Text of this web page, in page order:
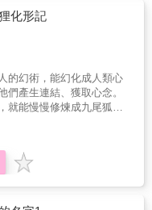
終於抵達圖書館最深處：
在這裡，光線如同審判降
――盲目的佐治，為了阻
世間，不惜以毒浸書、讓
裡揭示艾可小說最關鍵的
恐懼，而恐懼是宗教秩序
日：書庫的毀滅當追逐與
，中世紀最偉大的知識庫
明的壯烈力量。Ⅷ. 失落、
塌，大火燒了三天三夜。
載著愛而不得、知識毀
，走向自己的成熟人生。
畫書。貝克德爾結合了豐
象，創造出一部精采奪目
時報》書評「二十一世紀
籍的傑作。」──《美國今
爾這部回憶錄的圖像敘事
、深度、文學共鳴，以及
。」──《柯克斯書評》
的繁複精細圖像，驚人地
迷幻體驗（迷幻藥效帶來
展），擴大了視覺敘事的
爆讀者的感官、神經與意
史與藝術、科學與玄學的
讓一段關於真菌學、神祕
程blow your mind！
市驚鴻一瞥後，放棄了祖
地，在倫敦過著沉溺於毒
，只為了再次去到瑟勒菲
中的他，不知不覺間已經
還有機會去到那個令他魂
？──〈瑟勒菲斯〉在史
撒的小鎮。那裡世代流傳
厲的戒律，要從一隻黑貓
前就離開地表，前往祕境
阿泰爾對於諸神始終好奇
迷於諸神的先知巴爾賽的
是諸神會定期降臨的高山
為讀者帶來了理解洛夫克
度。他以電影手法寫實改
代表作，媲美好萊塢億萬
塚治蟲文化獎、艾斯納
節等等，日美法權威漫畫
得世界級好評的改編洛夫
漫畫家！【系列得獎紀
22屆手塚治蟲文化獎決選
艾斯納獎（Eisner
國安古蘭國際漫畫節參展
優秀作品獎（Prix Asie
）★2019年法國日本博覽
蘇聯士兵的拍門聲驚醒。
刻離開家鄉，但不知道將
要去多久，他們只知道：
拾行李。一列密不透風的
陶宛農村的肥沃大地，運
區的冰封雪原。在遙遠、
們開始在凜冽寒冬中過著
子。然而，對於阿吉斯來
活因孩童想像力、流放者
與安慰，即使要與摯愛分
歌、有時候勞動一整天都
只能喝石頭湯，甚至在面
時，阿吉斯與流放者們，
化形記
的幻術，能幻化成人類心
們產生連結、獲取心念。
就能慢慢修煉成九尾狐。
念讓兩隻狐狸選擇了截然
只想找到真愛自己本來面
妖； 她卻決心利用出人頭